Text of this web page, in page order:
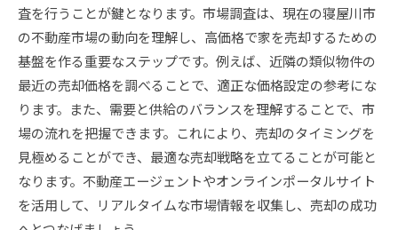
査を行うことが鍵となります。市場調査は、現在の寝屋川市
の不動産市場の動向を理解し、高価格で家を売却するための
基盤を作る重要なステップです。例えば、近隣の類似物件の
最近の売却価格を調べることで、適正な価格設定の参考にな
ります。また、需要と供給のバランスを理解することで、市
場の流れを把握できます。これにより、売却のタイミングを
見極めることができ、最適な売却戦略を立てることが可能と
なります。不動産エージェントやオンラインポータルサイト
を活用して、リアルタイムな市場情報を収集し、売却の成功